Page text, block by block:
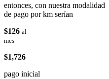
entonces, con nuestra modalidad
de pago por km serían
$126 al
mes
$1,726
pago inicial